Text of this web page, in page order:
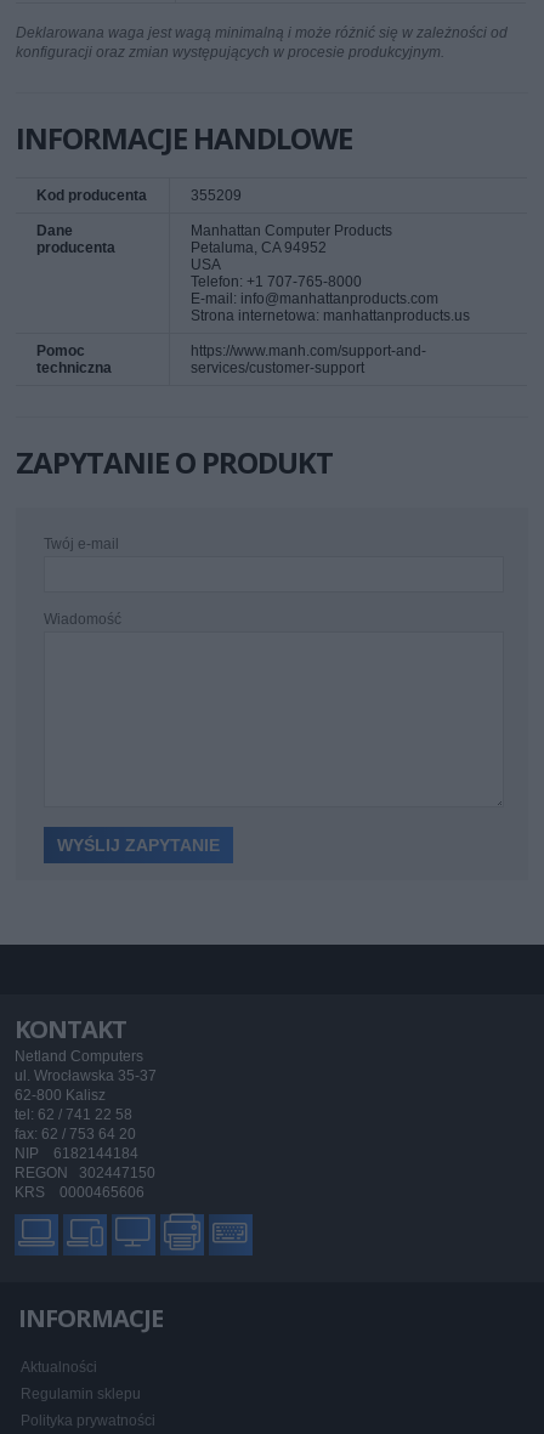
Deklarowana waga jest wagą minimalną i może różnić się w zależności od
konfiguracji oraz zmian występujących w procesie produkcyjnym.
INFORMACJE HANDLOWE
Kod producenta 355209
Dane
producenta
Manhattan Computer Products
Petaluma, CA 94952
USA
Telefon: +1 707-765-8000
E-mail: info@manhattanproducts.com
Strona internetowa: manhattanproducts.us
Pomoc
techniczna
https://www.manh.com/support-and-
services/customer-support
ZAPYTANIE O PRODUKT
Twój e-mail
Wiadomość
KONTAKT
Netland Computers
ul. Wrocławska 35-37
62-800 Kalisz
tel: 62 / 741 22 58
fax: 62 / 753 64 20
NIP 6182144184
REGON 302447150
KRS 0000465606
INFORMACJE
Aktualności
Regulamin sklepu
Polityka prywatności